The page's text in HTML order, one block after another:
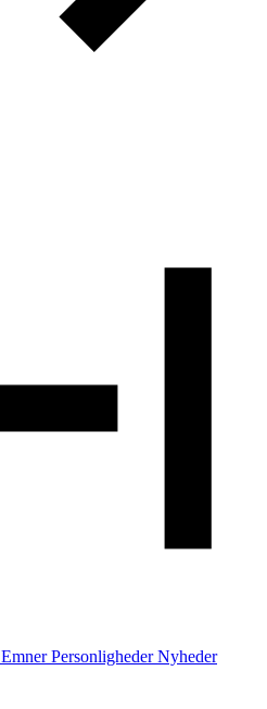
Emner Personligheder Nyheder